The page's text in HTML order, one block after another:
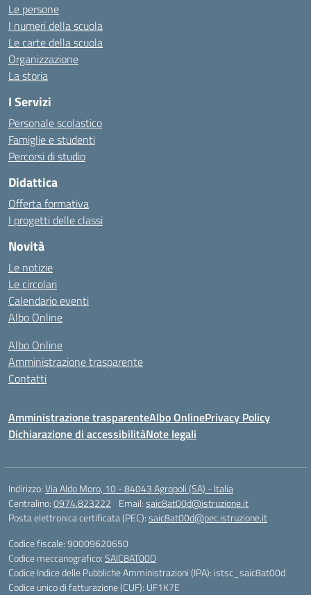
Le persone
I numeri della scuola
Le carte della scuola
Organizzazione
La storia
I Servizi
Personale scolastico
Famiglie e studenti
Percorsi di studio
Didattica
Offerta formativa
I progetti delle classi
Novità
Le notizie
Le circolari
Calendario eventi
Albo Online
Albo Online
Amministrazione trasparente
Contatti
Amministrazione trasparenteAlbo OnlinePrivacy Policy
Dichiarazione di accessibilitàNote legali
Indirizzo:Via Aldo Moro, 10 - 84043 Agropoli (SA) - Italia
Centralino:0974.823222 Email:saic8at00d@istruzione.it
Posta elettronica certificata (PEC):saic8at00d@pec.istruzione.it
Codice fiscale: 90009620650
Codice meccanografico:SAIC8AT00D
Codice Indice delle Pubbliche Amministrazioni (IPA): istsc_saic8at00d
Codice unico di fatturazione (CUF): UF1K7E